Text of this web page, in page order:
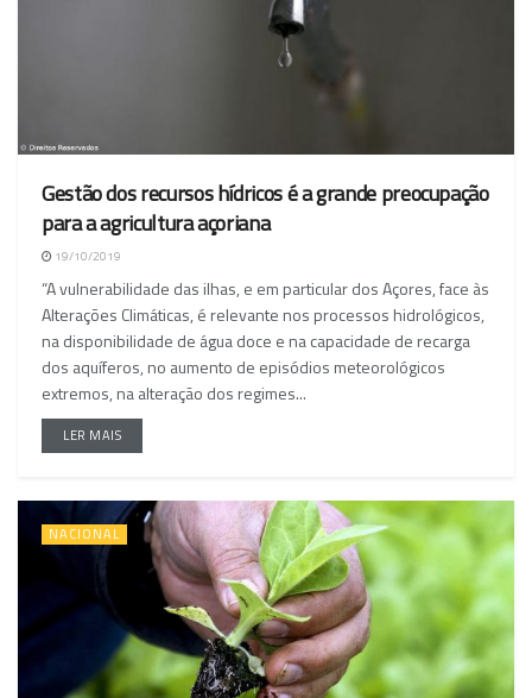
Gestão dos recursos hídricos é a grande preocupação
para a agricultura açoriana
19/10/2019
“A vulnerabilidade das ilhas, e em particular dos Açores, face às
Alterações Climáticas, é relevante nos processos hidrológicos,
na disponibilidade de água doce e na capacidade de recarga
dos aquíferos, no aumento de episódios meteorológicos
extremos, na alteração dos regimes...
LER MAIS
NACIONAL